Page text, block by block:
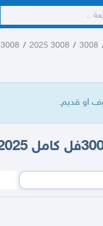
3008
/
3008 2025
/
3008,
او قديم.